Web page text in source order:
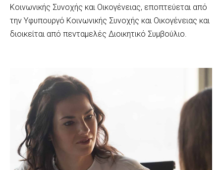
Κοινωνικής Συνοχής και Οικογένειας, εποπτεύεται από
την Υφυπουργό Κοινωνικής Συνοχής και Οικογένειας και
διοικείται από πενταμελές Διοικητικό Συμβούλιο.